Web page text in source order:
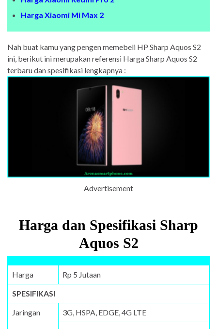
Harga Xiaomi Mi Max 2
Nah buat kamu yang pengen memebeli HP Sharp Aquos S2
ini, berikut ini merupakan referensi Harga Sharp Aquos S2
terbaru dan spesifikasi lengkapnya :
Advertisement
Harga dan Spesifikasi Sharp
Aquos S2
Harga Rp 5 Jutaan
SPESIFIKASI
Jaringan 3G, HSPA, EDGE, 4G LTE